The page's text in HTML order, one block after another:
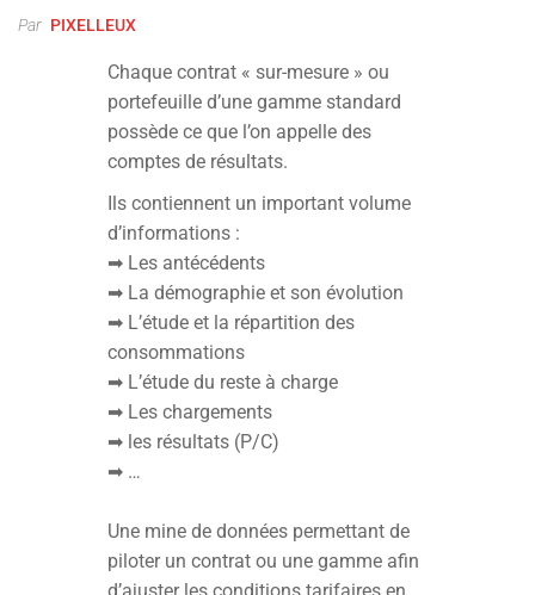
Par PIXELLEUX
Chaque contrat « sur-mesure » ou
portefeuille d’une gamme standard
possède ce que l’on appelle des
comptes de résultats.
Ils contiennent un important volume
d’informations :
➡ Les antécédents
➡ La démographie et son évolution
➡ L’étude et la répartition des
consommations
➡ L’étude du reste à charge
➡ Les chargements
➡ les résultats (P/C)
➡ …
Une mine de données permettant de
piloter un contrat ou une gamme afin